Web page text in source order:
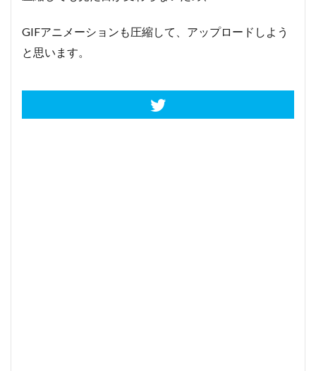
GIFアニメーションも圧縮して、アップロードしよう
と思います。